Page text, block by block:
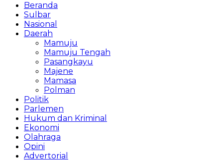
Beranda
Sulbar
Nasional
Daerah
Mamuju
Mamuju Tengah
Pasangkayu
Majene
Mamasa
Polman
Politik
Parlemen
Hukum dan Kriminal
Ekonomi
Olahraga
Opini
Advertorial